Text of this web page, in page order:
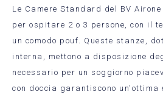
Le Camere Standard del BV
per ospitare 2 o 3 persone, con il
un comodo pouf. Queste stanze,
interna, mettono a disposizione
necessario per un soggiorno
con doccia garantiscono un'ottima